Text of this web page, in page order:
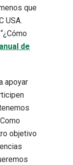
que
USA.
de
apoyar
objetivo